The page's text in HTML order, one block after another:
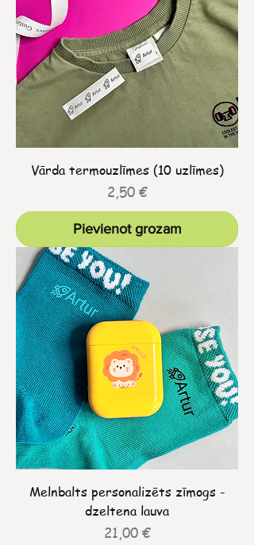
Vārda termouzlīmes (10 uzlīmes)
Cena
2,50 €
Pievienot grozam
Melnbalts personalizēts zīmogs -
dzeltena lauva
Cena
21,00 €